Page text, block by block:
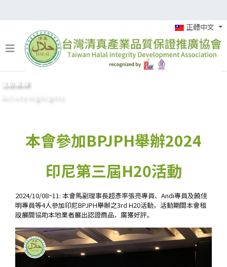
正體中文
活動集錦
Activity Highlights
本會參加BPJPH舉辦2024
印尼第三屆H20活動
2024/10/08~11: 本會馬副理事長超彥率張亮專員、Andi專員及饒佳
明專員等4人參加印尼BPJPH舉辦之3rd H20活動，活動期間本會租
設展間協助本地業者展出認證商品，廣獲好評。